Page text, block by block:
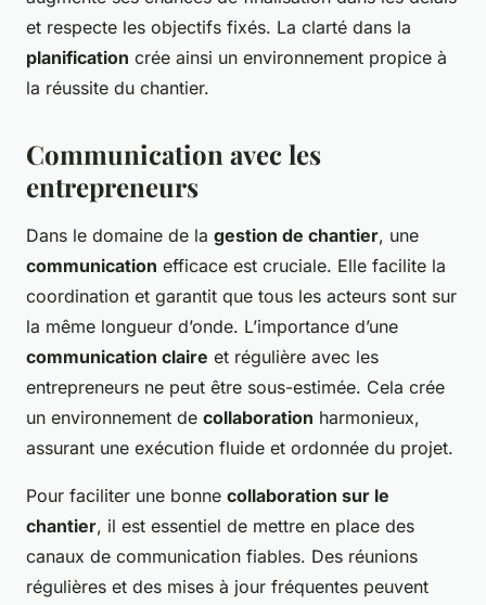
et respecte les objectifs fixés. La clarté dans la
planification crée ainsi un environnement propice à
la réussite du chantier.
Communication avec les
entrepreneurs
Dans le domaine de la gestion de chantier, une
communication efficace est cruciale. Elle facilite la
coordination et garantit que tous les acteurs sont sur
la même longueur d’onde. L’importance d’une
communication claire et régulière avec les
entrepreneurs ne peut être sous-estimée. Cela crée
un environnement de collaboration harmonieux,
assurant une exécution fluide et ordonnée du projet.
Pour faciliter une bonne collaboration sur le
chantier, il est essentiel de mettre en place des
canaux de communication fiables. Des réunions
régulières et des mises à jour fréquentes peuvent